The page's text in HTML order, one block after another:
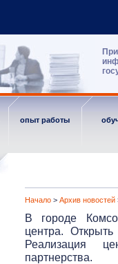
опыт работы
Начало > Архив новостей
В городе
центра.
Реализация
партнерства.